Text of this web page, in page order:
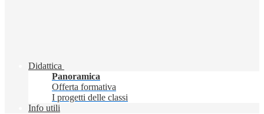
Didattica
Panoramica
Offerta formativa
I progetti delle classi
Info utili